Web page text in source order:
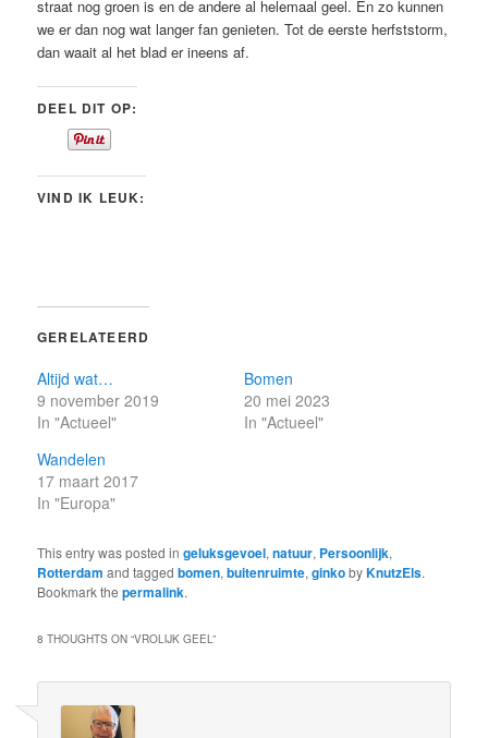
straat nog groen is en de andere al helemaal geel. En zo kunnen
we er dan nog wat langer fan genieten. Tot de eerste herfststorm,
dan waait al het blad er ineens af.
DEEL DIT OP:
VIND IK LEUK:
GERELATEERD
Altijd wat…
9 november 2019
In "Actueel"
Bomen
20 mei 2023
In "Actueel"
Wandelen
17 maart 2017
In "Europa"
This entry was posted ingeluksgevoel,natuur, Persoonlijk,
Rotterdam and taggedbomen,buitenruimte,ginkobyKnutzEls.
Bookmark thepermalink.
8 THOUGHTS ON “VROLIJK GEEL”